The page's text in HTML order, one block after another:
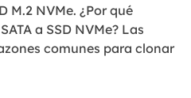
M.2 NVMe. ¿Por qué
a SSD NVMe? Las
comunes para clonar